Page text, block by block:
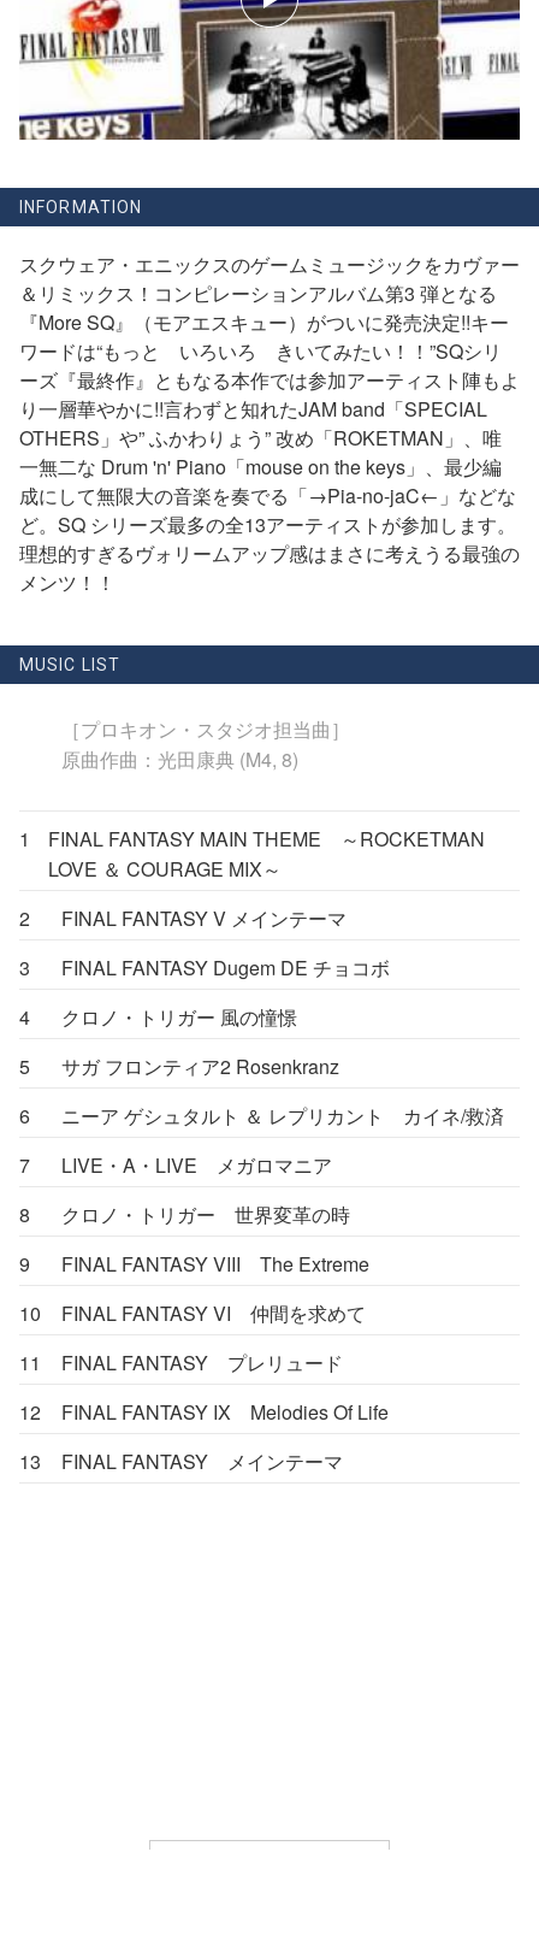
INFORMATION
スクウェア・エニックスのゲームミュージックをカヴァー
＆リミックス！コンピレーションアルバム第3 弾となる
『More SQ』（モアエスキュー）がついに発売決定!!キー
ワードは“もっと いろいろ きいてみたい！！”SQシリ
ーズ『最終作』ともなる本作では参加アーティスト陣もよ
り一層華やかに!!言わずと知れたJAM band「SPECIAL
OTHERS」や” ふかわりょう” 改め「ROKETMAN」、唯
一無二な Drum 'n' Piano「mouse on the keys」、最少編
成にして無限大の音楽を奏でる「→Pia-no-jaC←」などな
ど。SQ シリーズ最多の全13アーティストが参加します。
理想的すぎるヴォリームアップ感はまさに考えうる最強の
メンツ！！
MUSIC LIST
［プロキオン・スタジオ担当曲］
原曲作曲：光田康典 (M4, 8)
1
FINAL FANTASY MAIN THEME ～ROCKETMAN
LOVE ＆ COURAGE MIX～
2
FINAL FANTASY V メインテーマ
3
FINAL FANTASY Dugem DE チョコボ
4
クロノ・トリガー 風の憧憬
5
サガ フロンティア2 Rosenkranz
6
ニーア ゲシュタルト ＆ レプリカント カイネ/救済
7
LIVE・A・LIVE メガロマニア
8
クロノ・トリガー 世界変革の時
9
FINAL FANTASY VIII The Extreme
10
FINAL FANTASY VI 仲間を求めて
11
FINAL FANTASY プレリュード
12
FINAL FANTASY IX Melodies Of Life
13
FINAL FANTASY メインテーマ